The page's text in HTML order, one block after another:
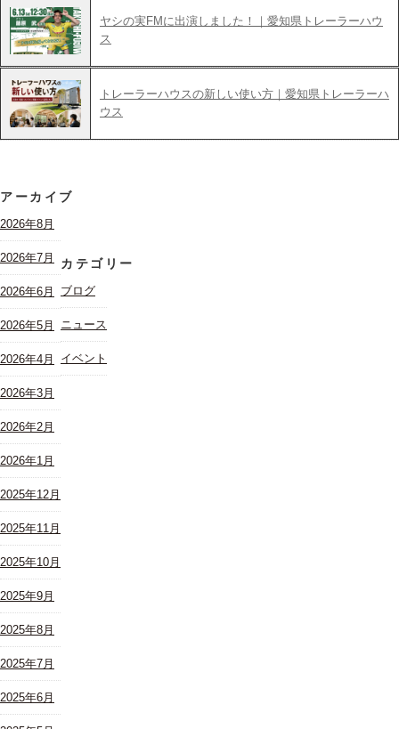
ヤシの実FMに出演しました！｜愛知県トレーラーハウ
ス
トレーラーハウスの新しい使い方｜愛知県トレーラーハ
ウス
アーカイブ
2026年8月
2026年7月
2026年6月
2026年5月
2026年4月
2026年3月
2026年2月
2026年1月
2025年12月
2025年11月
2025年10月
2025年9月
2025年8月
2025年7月
2025年6月
カテゴリー
ブログ
ニュース
イベント